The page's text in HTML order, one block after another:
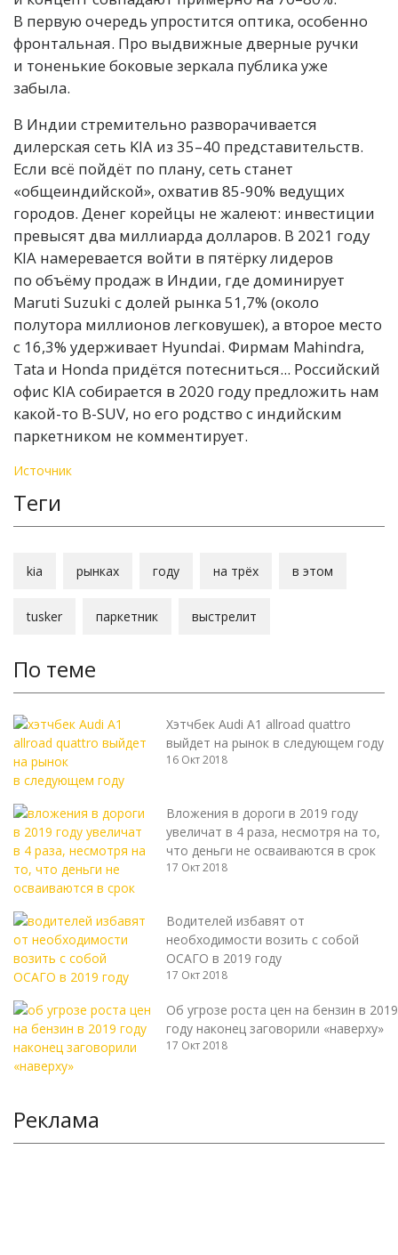
В первую очередь упростится оптика, особенно
фронтальная. Про выдвижные дверные ручки
и тоненькие боковые зеркала публика уже
забыла.
В Индии стремительно разворачивается
дилерская сеть KIA из 35–40 представительств.
Если всё пойдёт по плану, сеть станет
«общеиндийской», охватив 85-90% ведущих
городов. Денег корейцы не жалеют: инвестиции
превысят два миллиарда долларов. В 2021 году
KIA намеревается войти в пятёрку лидеров
по объёму продаж в Индии, где доминирует
Maruti Suzuki с долей рынка 51,7% (около
полутора миллионов легковушек), а второе место
с 16,3% удерживает Hyundai. Фирмам Mahindra,
Tata и Honda придётся потесниться... Российский
офис KIA собирается в 2020 году предложить нам
какой-то B-SUV, но его родство с индийским
паркетником не комментирует.
Источник
Теги
kia рынках году на трёх в этом
tusker паркетник выстрелит
По теме
Хэтчбек Audi A1 allroad quattro
выйдет на рынок в следующем году
16 Окт 2018
Вложения в дороги в 2019 году
увеличат в 4 раза, несмотря на то,
что деньги не осваиваются в срок
17 Окт 2018
Водителей избавят от
необходимости возить с собой
ОСАГО в 2019 году
17 Окт 2018
Об угрозе роста цен на бензин в 2019
году наконец заговорили «наверху»
17 Окт 2018
Реклама